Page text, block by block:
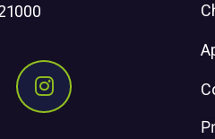
Youtubesu Linkedin
Seguici su